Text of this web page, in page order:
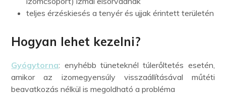
teljes érzéskiesés a tenyér és ujjak érintett területén
Hogyan lehet kezelni?
Gyógytorna: enyhébb tüneteknél túlerőltetés esetén,
amikor az izomegyensúly visszaállításával műtéti
beavatkozás nélkül is megoldható a probléma